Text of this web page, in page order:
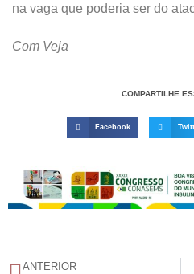
na vaga que poderia ser do
Com Veja
COMPARTILHE
Facebook
ANTERIOR